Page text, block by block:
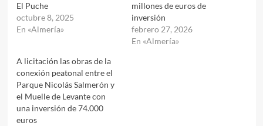
El Puche
octubre 8, 2025
En «Almería»
millones de euros de
inversión
febrero 27, 2026
En «Almería»
A licitación las obras de la
conexión peatonal entre el
Parque Nicolás Salmerón y
el Muelle de Levante con
una inversión de 74.000
euros